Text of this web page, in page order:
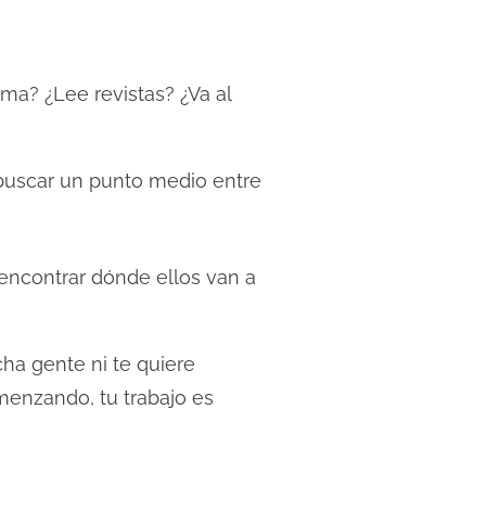
¿Lee revistas? ¿Va al
un punto medio entre
dónde ellos van a
gente ni te quiere
tu trabajo es